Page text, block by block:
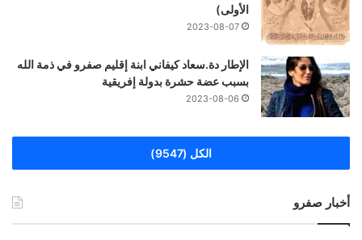
الأولى)
2023-08-07
الإطار دة.سعاد كيفاني ابنة إقليم صفرو في ذمة الله
بسبب عضة حشرة بدولة إفريقية
2023-08-06
الكل (9547)
أخبار صفرو